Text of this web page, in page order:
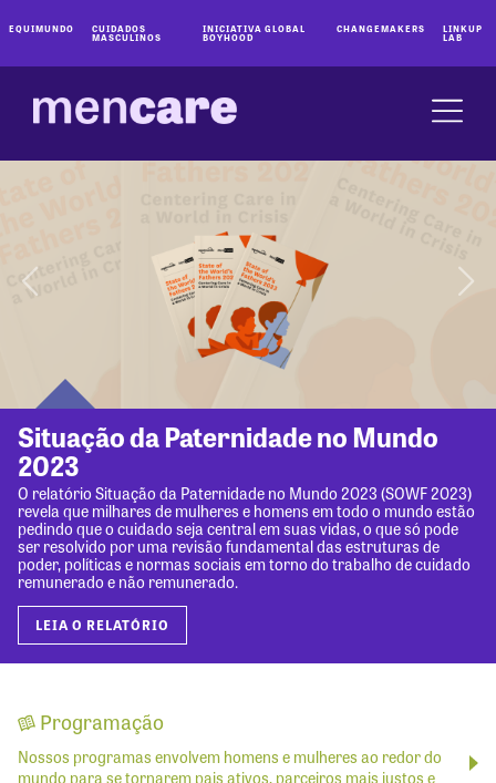
EQUIMUNDO CUIDADOS
MASCULINOS
INICIATIVA GLOBAL
BOYHOOD
CHANGEMAKERS LINKUP
LAB
Situação da Paternidade no Mundo
2023
O relatório Situação da Paternidade no Mundo 2023 (SOWF 2023)
revela que milhares de mulheres e homens em todo o mundo estão
pedindo que o cuidado seja central em suas vidas, o que só pode
ser resolvido por uma revisão fundamental das estruturas de
poder, políticas e normas sociais em torno do trabalho de cuidado
remunerado e não remunerado.
LEIA O RELATÓRIO
Programação
Nossos programas envolvem homens e mulheres ao redor do
mundo para se tornarem pais ativos, parceiros mais justos e